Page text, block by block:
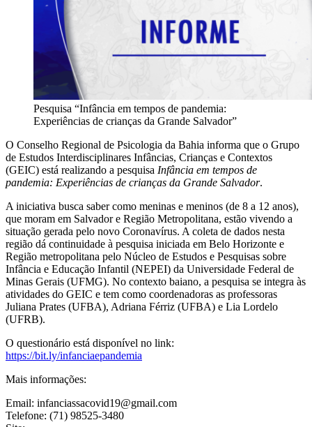
Pesquisa “Infância em tempos de pandemia:
Experiências de crianças da Grande Salvador”
O Conselho Regional de Psicologia da Bahia informa que o Grupo
de Estudos Interdisciplinares Infâncias, Crianças e Contextos
(GEIC) está realizando a pesquisa Infância em tempos de
pandemia: Experiências de crianças da Grande Salvador.
A iniciativa busca saber como meninas e meninos (de 8 a 12 anos),
que moram em Salvador e Região Metropolitana, estão vivendo a
situação gerada pelo novo Coronavírus. A coleta de dados nesta
região dá continuidade à pesquisa iniciada em Belo Horizonte e
Região metropolitana pelo Núcleo de Estudos e Pesquisas sobre
Infância e Educação Infantil (NEPEI) da Universidade Federal de
Minas Gerais (UFMG). No contexto baiano, a pesquisa se integra às
atividades do GEIC e tem como coordenadoras as professoras
Juliana Prates (UFBA), Adriana Férriz (UFBA) e Lia Lordelo
(UFRB).
O questionário está disponível no link:
https://bit.ly/infanciaepandemia
Mais informações:
Email: infanciassacovid19@gmail.com
Telefone: (71) 98525-3480